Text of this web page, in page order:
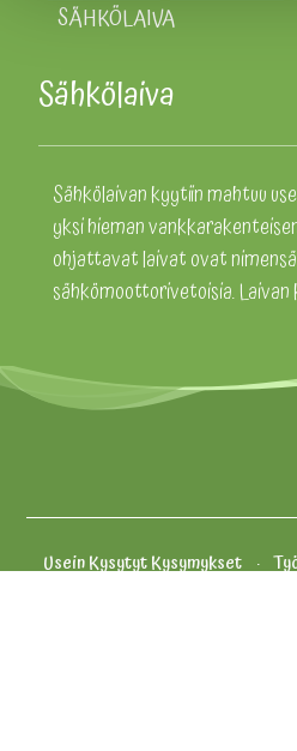
SÄHKÖLAIVA
Sähkölaiva
Sähkölaivan kyytiin mahtuu
yksi hieman
ohjattavat laivat ovat
sähkömoottorivetoisia. Laivan
Usein Kysytyt Kysymykset